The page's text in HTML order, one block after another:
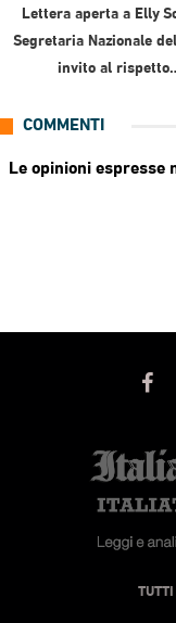
Lettera aperta a Elly
Segretaria Nazionale
invito al
COMMENTI
Le opinioni espresse